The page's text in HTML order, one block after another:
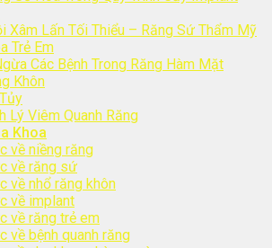
Xâm Lấn Tối Thiểu – Răng Sứ Thẩm Mỹ
Trẻ Em
Các Bệnh Trong Răng Hàm Mặt
Khôn
Lý Viêm Quanh Răng
Khoa
về niềng răng
về răng sứ
về nhổ răng khôn
về implant
về răng trẻ em
về bệnh quanh răng